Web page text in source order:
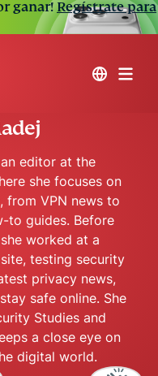
ganar!Regístrate para
editor at the
she focuses on
from VPN news to
to guides. Before
worked at a
testing security
privacy news,
safe online. She
Studies and
a close eye on
digital world.